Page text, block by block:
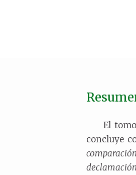
El
concluye
comparación